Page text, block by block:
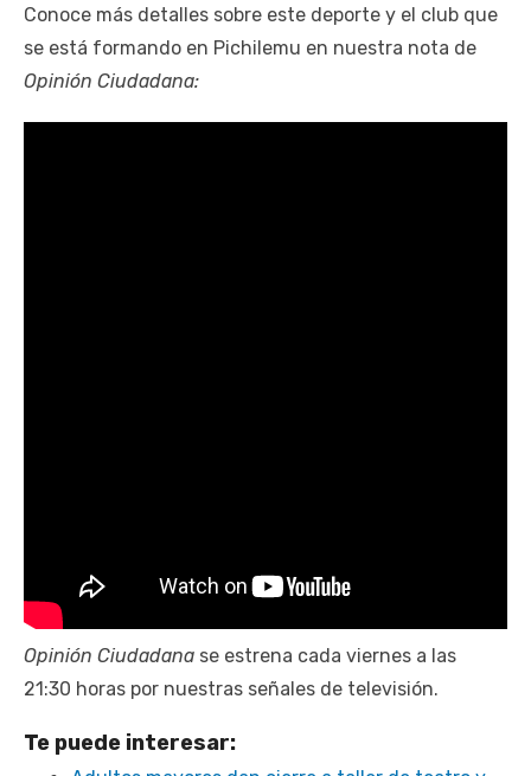
Conoce más detalles sobre este deporte y el club que
se está formando en Pichilemu en nuestra nota de
Opinión Ciudadana:
Opinión Ciudadana se estrena cada viernes a las
21:30 horas por nuestras señales de televisión.
Te puede interesar: